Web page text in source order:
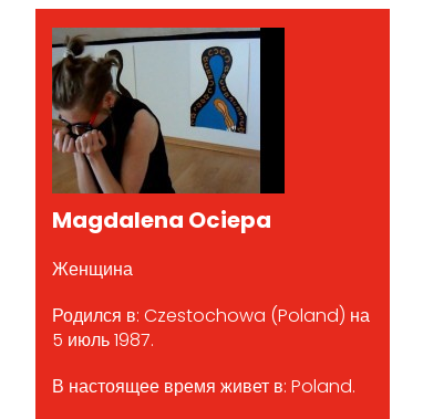
Magdalena Ociepa
Женщина
Родился в: Czestochowa (Poland) на
5 июль 1987.
В настоящее время живет в: Poland.